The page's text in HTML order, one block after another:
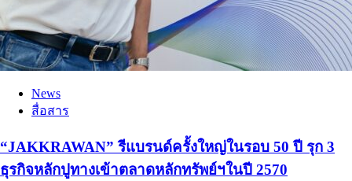
News
สื่อสาร
“JAKKRAWAN” รีแบรนด์ครั้งใหญ่ในรอบ 50 ปี รุก 3
ธุรกิจหลักปูทางเข้าตลาดหลักทรัพย์ฯในปี 2570